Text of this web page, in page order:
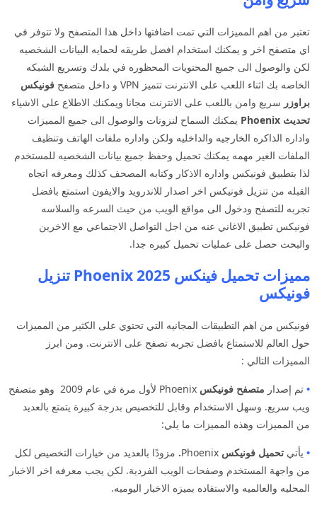
تعتبر من اهم المميزات التي تمت اضافتها داخل هذا المتصفح ولا تتوفر في
اي متصفح اخر و يمكنك استخدام افضل طريقه لحمايه البيانات الشخصيه
لكن والوصول الى جميع المحتويات المحظوره في بلدك وتسريع الشبكه
الخاصه بك اثناء اللعب على الانترنت تتميز VPN و داخل متصفح
فونيكس
براوزر سريع وامن باللعب على الانترنت مجانا ويمكنك الاطلاع على الاشياء
تحديث Phoenix
يمكنك السماح لنزونات والوصول الى جميع المميزات
واداره الذاكره الخارجيه والداخليه ولكن واداره ملفات الهاتف وتنظيف
الملفات الغير مهمه يمكنك تحميل وحفظ جميع بيانات الشخصيه للمستخدم
لذا بتطبيق فونيكس واداره الاذكار وكتابه المصحف كذلك ومعرفه اتجاه
القبله من تنزيل فونيكس اخر اصدار للاندرويد والايفون استمتع بافضل
تجربه للتصفح ودخول الى مواقع الويب من حيث السرعه والسلاسه
فونيكس تطبيق الاغاني عنه من اجل التواصل الاجتماعي مع الاخرين
والبحث حصل على عمليات تحميل كبيره جدا.
مميزات تحميل فينكس 2025 Phoenix تنزيل
فونيكس
فونيكس من اهم التطبيقات المجانيه التي تحتوي على الكثير من المميزات
حول العالم للاستمتاع بافضل تجربه تصفح على الانترنت. ومن ابرز
المميزات التالي :
• تم إصدار متصفح فونيكس
Phoenix لأول مرة في عام 2009 وهو متصفح
ويب سريع. وسهل الاستخدام وقابل للتخصيص بدرجة كبيرة يتمتع بالعديد
من المميزات وهذه المميزات ما يلي:
• يأتي تحميل فونيكس Phoenix
. مزودًا بالعديد من خيارات التخصيص لكل
من واجهة المستخدم وصفحات الويب الفردية. لكن يجب معرفه اخر الاخبار
المحليه والعالميه والاستفاده بميزه الاخبار اليوميه.